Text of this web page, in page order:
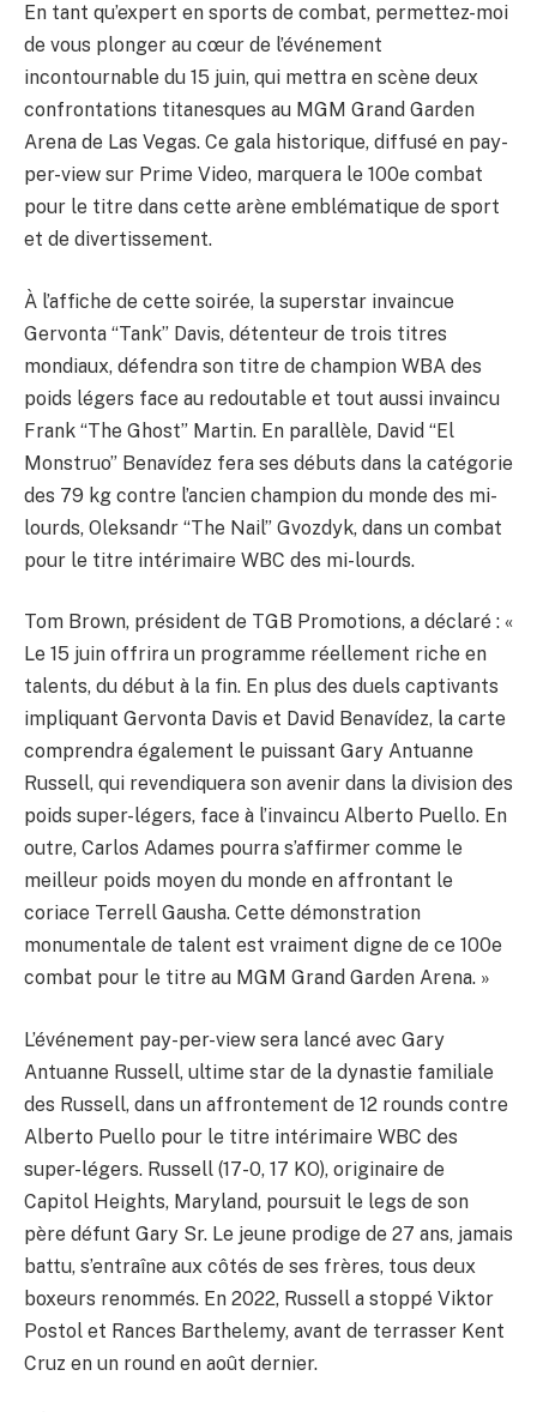
En tant qu’expert en sports de combat, permettez-moi
de vous plonger au cœur de l’événement
incontournable du 15 juin, qui mettra en scène deux
confrontations titanesques au MGM Grand Garden
Arena de Las Vegas. Ce gala historique, diffusé en pay-
per-view sur Prime Video, marquera le 100e combat
pour le titre dans cette arène emblématique de sport
et de divertissement.
À l’affiche de cette soirée, la superstar invaincue
Gervonta “Tank” Davis, détenteur de trois titres
mondiaux, défendra son titre de champion WBA des
poids légers face au redoutable et tout aussi invaincu
Frank “The Ghost” Martin. En parallèle, David “El
Monstruo” Benavídez fera ses débuts dans la catégorie
des 79 kg contre l’ancien champion du monde des mi-
lourds, Oleksandr “The Nail” Gvozdyk, dans un combat
pour le titre intérimaire WBC des mi-lourds.
Tom Brown, président de TGB Promotions, a déclaré : «
Le 15 juin offrira un programme réellement riche en
talents, du début à la fin. En plus des duels captivants
impliquant Gervonta Davis et David Benavídez, la carte
comprendra également le puissant Gary Antuanne
Russell, qui revendiquera son avenir dans la division des
poids super-légers, face à l’invaincu Alberto Puello. En
outre, Carlos Adames pourra s’affirmer comme le
meilleur poids moyen du monde en affrontant le
coriace Terrell Gausha. Cette démonstration
monumentale de talent est vraiment digne de ce 100e
combat pour le titre au MGM Grand Garden Arena. »
L’événement pay-per-view sera lancé avec Gary
Antuanne Russell, ultime star de la dynastie familiale
des Russell, dans un affrontement de 12 rounds contre
Alberto Puello pour le titre intérimaire WBC des
super-légers. Russell (17-0, 17 KO), originaire de
Capitol Heights, Maryland, poursuit le legs de son
père défunt Gary Sr. Le jeune prodige de 27 ans, jamais
battu, s’entraîne aux côtés de ses frères, tous deux
boxeurs renommés. En 2022, Russell a stoppé Viktor
Postol et Rances Barthelemy, avant de terrasser Kent
Cruz en un round en août dernier.